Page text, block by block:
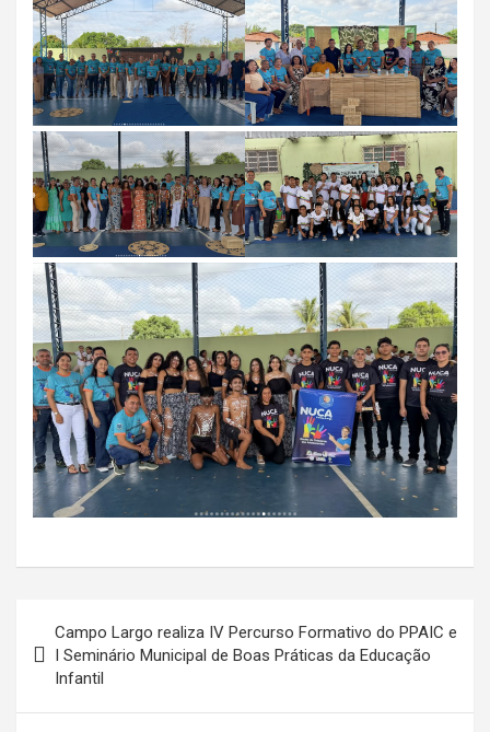
de
Post
Campo Largo realiza IV Percurso Formativo do PPAIC e
I Seminário Municipal de Boas Práticas da Educação
Infantil